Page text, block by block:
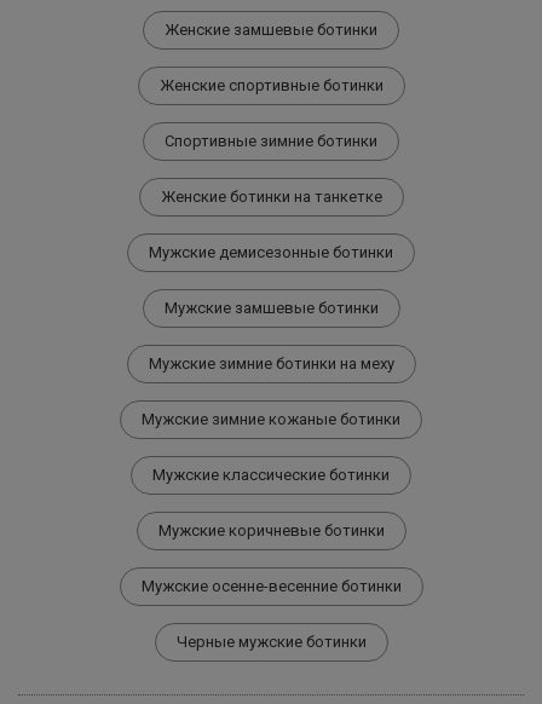
Женские замшевые ботинки
Женские спортивные ботинки
Спортивные зимние ботинки
Женские ботинки на танкетке
Мужские демисезонные ботинки
Мужские замшевые ботинки
Мужские зимние ботинки на меху
Мужские зимние кожаные ботинки
Мужские классические ботинки
Мужские коричневые ботинки
Мужские осенне-весенние ботинки
Черные мужские ботинки